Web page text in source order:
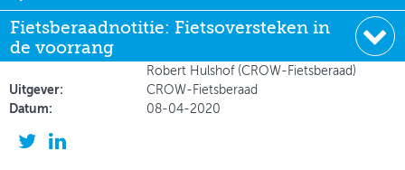
BIJEENKOMSTEN
KENNISBANK
ADRESSENBOEK
OVER FIETSBERAAD
Fietsberaadnotitie: Fietsoversteken in
de voorrang
Soort:
Notities
Auteur:
Rico Andriesse, Nico Dogterom
(Goudappel Coffeng) en Mark van Gurp,
Robert Hulshof (CROW-Fietsberaad)
Uitgever:
CROW-Fietsberaad
Datum:
08-04-2020